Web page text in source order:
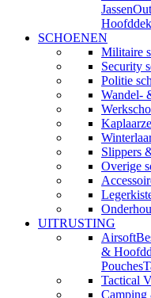
Jassen
SCHOENEN
Militaire
Security
Politie
Wandel-
Slippers
Overige
UITRUSTING
Airsoft
&
Pouches
Tactical